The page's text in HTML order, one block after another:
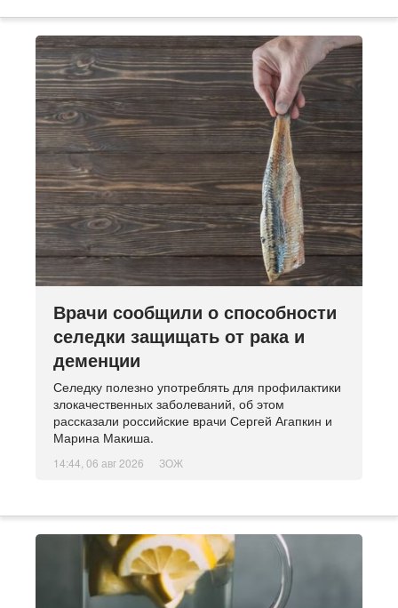
Врачи сообщили о способности
селедки защищать от рака и
деменции
Селедку полезно употреблять для профилактики
злокачественных заболеваний, об этом
рассказали российские врачи Сергей Агапкин и
Марина Макиша.
14:44, 06 авг 2026 ЗОЖ